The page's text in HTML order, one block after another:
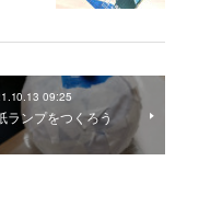
09:25
ランプをつくろう